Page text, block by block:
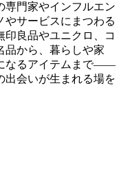
専門家やインフルエン
やサービスにまつわる
印良品やユニクロ、コ
品から、暮らしや家
なるアイテムまで――
出会いが生まれる場を